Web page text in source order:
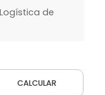
de
CALCULAR